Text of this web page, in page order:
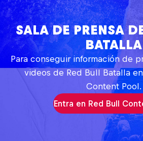
SALA DE PRENSA
BATALLA
Para conseguir información de
videos de Red Bull Batalla
Content Pool.
Entra en Red Bull